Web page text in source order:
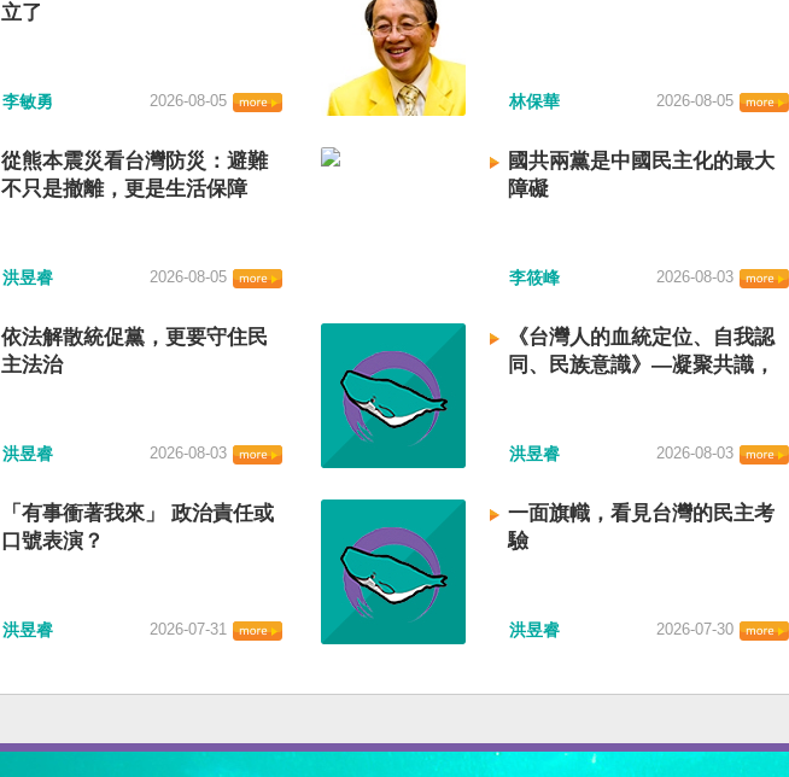
立了
李敏勇 2026-08-05 林保華 2026-08-05
從熊本震災看台灣防災：避難
不只是撤離，更是生活保障
洪昱睿 2026-08-05
國共兩黨是中國民主化的最大
障礙
李筱峰 2026-08-03
依法解散統促黨，更要守住民
主法治
洪昱睿 2026-08-03
《台灣人的血統定位、自我認
同、民族意識》—凝聚共識，
洪昱睿 2026-08-03
「有事衝著我來」 政治責任或
口號表演？
洪昱睿 2026-07-31
一面旗幟，看見台灣的民主考
驗
洪昱睿 2026-07-30